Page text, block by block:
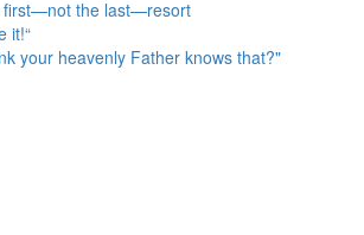
first—not the last—resort
it!“
your heavenly Father knows that?"